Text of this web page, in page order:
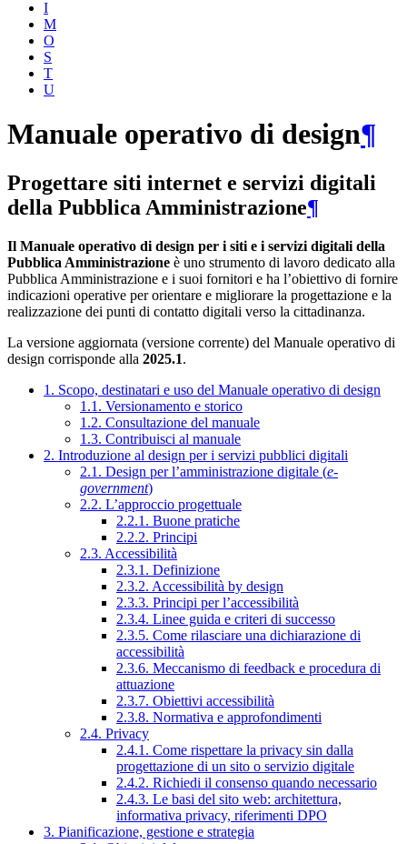
I
M
O
S
T
U
Manuale operativo di design¶
Progettare siti internet e servizi digitali
della Pubblica Amministrazione¶
Il Manuale operativo di design per i siti e i servizi digitali della
Pubblica Amministrazione è uno strumento di lavoro dedicato alla
Pubblica Amministrazione e i suoi fornitori e ha l’obiettivo di fornire
indicazioni operative per orientare e migliorare la progettazione e la
realizzazione dei punti di contatto digitali verso la cittadinanza.
La versione aggiornata (versione corrente) del Manuale operativo di
design corrisponde alla 2025.1.
1. Scopo, destinatari e uso del Manuale operativo di design
1.1. Versionamento e storico
1.2. Consultazione del manuale
1.3. Contribuisci al manuale
2. Introduzione al design per i servizi pubblici digitali
2.1. Design per l’amministrazione digitale (e-
government)
2.2. L’approccio progettuale
2.2.1. Buone pratiche
2.2.2. Principi
2.3. Accessibilità
2.3.1. Definizione
2.3.2. Accessibilità by design
2.3.3. Principi per l’accessibilità
2.3.4. Linee guida e criteri di successo
2.3.5. Come rilasciare una dichiarazione di
accessibilità
2.3.6. Meccanismo di feedback e procedura di
attuazione
2.3.7. Obiettivi accessibilità
2.3.8. Normativa e approfondimenti
2.4. Privacy
2.4.1. Come rispettare la privacy sin dalla
progettazione di un sito o servizio digitale
2.4.2. Richiedi il consenso quando necessario
2.4.3. Le basi del sito web: architettura,
informativa privacy, riferimenti DPO
3. Pianificazione, gestione e strategia